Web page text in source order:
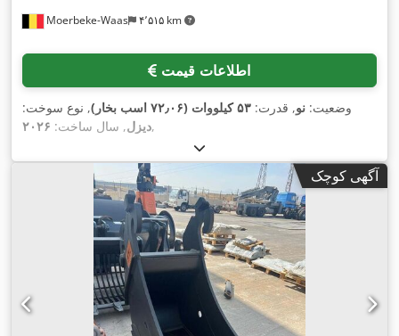
Moerbeke-Waas ۴٬۵۱۵ km
اطلاعات قیمت
وضعیت: نو, قدرت: ۵۳ کیلووات (۷۲٫۰۶ اسب بخار)
, نوع سوخت:
دیزل, سال ساخت: ۲۰۲۶ ,
آگهی کوچک